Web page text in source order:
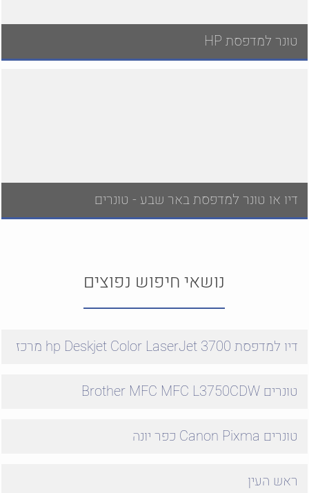
טונר למדפסת HP
דיו או טונר למדפסת באר שבע - טונרים
נושאי חיפוש נפוצים
דיו למדפסת hp Deskjet Color LaserJet 3700 מרכז
טונרים Brother MFC MFC L3750CDW
טונרים Canon Pixma כפר יונה
ראש העין